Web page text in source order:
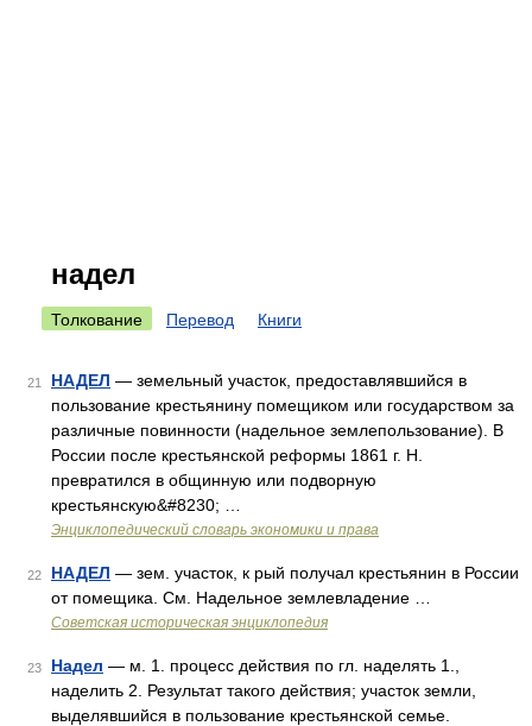
надел
Толкование Перевод Книги
21 НАДЕЛ — земельный участок, предоставлявшийся в
пользование крестьянину помещиком или государством за
различные повинности (надельное землепользование). В
России после крестьянской реформы 1861 г. Н.
превратился в общинную или подворную
крестьянскую&#8230; …
Энциклопедический словарь экономики и права
22 НАДЕЛ — зем. участок, к рый получал крестьянин в России
от помещика. См. Надельное землевладение …
Советская историческая энциклопедия
23 Надел — м. 1. процесс действия по гл. наделять 1.,
наделить 2. Результат такого действия; участок земли,
выделявшийся в пользование крестьянской семье.